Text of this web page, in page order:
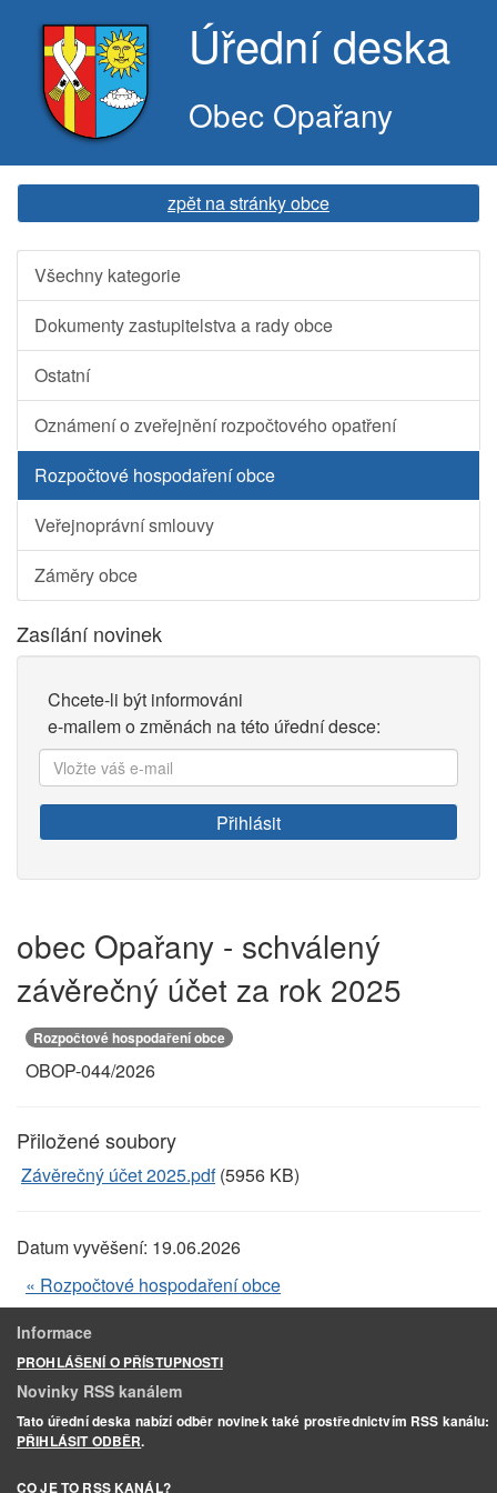
Úřední deska
Obec Opařany
zpět na stránky obce
Všechny kategorie
Dokumenty zastupitelstva a rady obce
Ostatní
Oznámení o zveřejnění rozpočtového opatření
Rozpočtové hospodaření obce
Veřejnoprávní smlouvy
Záměry obce
Zasílání novinek
Chcete-li být informováni
e-mailem o změnách na této úřední desce:
Vložte
váš
e-
mail:
Přihlásit
obec Opařany - schválený
závěrečný účet za rok 2025
Rozpočtové hospodaření obce
OBOP-044/2026
Přiložené soubory
Závěrečný účet 2025.pdf(5956 KB)
Datum vyvěšení: 19.06.2026
« Rozpočtové hospodaření obce
Informace
PROHLÁŠENÍ O PŘÍSTUPNOSTI
Novinky RSS kanálem
Tato úřední deska nabízí odběr novinek také prostřednictvím RSS kanálu:
PŘIHLÁSIT ODBĚR.
CO JE TO RSS KANÁL?